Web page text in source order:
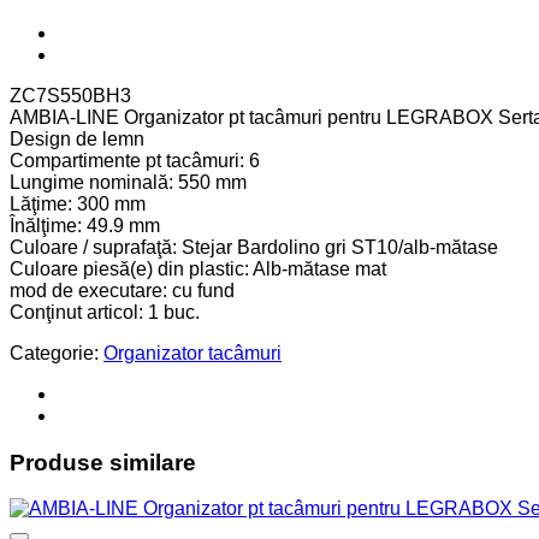
ZC7S550BH3
AMBIA-LINE Organizator pt tacâmuri pentru LEGRABOX
Design de lemn
Compartimente pt tacâmuri: 6
Lungime nominală: 550 mm
Lăţime: 300 mm
Înălţime: 49.9 mm
Culoare / suprafaţă: Stejar Bardolino gri ST10/alb-mătase
Culoare piesă(e) din plastic: Alb-mătase mat
mod de executare: cu fund
Conţinut articol: 1 buc.
Categorie: Organizator tacâmuri
Produse similare